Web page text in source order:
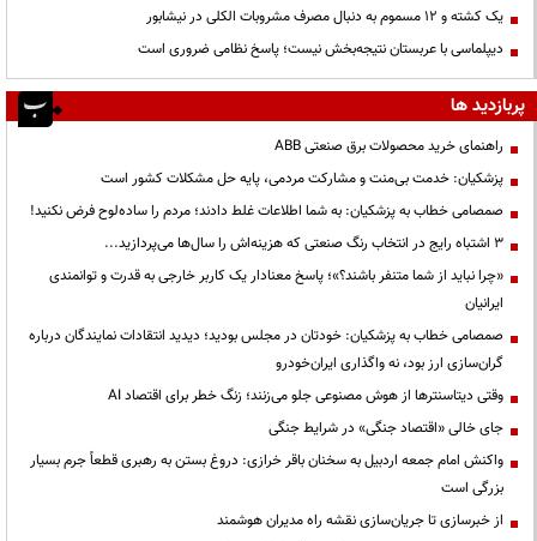
یک کشته و ۱۲ مسموم به دنبال مصرف مشروبات الکلی در نیشابور
دیپلماسی با عربستان نتیجه‌بخش نیست؛ پاسخ نظامی ضروری است
پربازدید ها
راهنمای خرید محصولات برق صنعتی ABB
پزشکیان: خدمت بی‌منت و مشارکت مردمی، پایه حل مشکلات کشور است
صمصامی خطاب به پزشکیان: به شما اطلاعات غلط دادند؛ مردم را ساده‌لوح فرض نکنید!
3 اشتباه رایج در انتخاب رنگ صنعتی که هزینه‌اش را سال‌ها می‌پردازید...
«چرا نباید از شما متنفر باشند؟»؛ پاسخ معنادار یک کاربر خارجی به قدرت و توانمندی
ایرانیان
صمصامی خطاب به پزشکیان: خودتان در مجلس بودید؛ دیدید انتقادات نمایندگان درباره
گران‌سازی ارز بود، نه واگذاری ایران‌خودرو
وقتی دیتاسنترها از هوش مصنوعی جلو می‌زنند؛ زنگ خطر برای اقتصاد AI
جای خالی «اقتصاد جنگی» در شرایط جنگی
واکنش امام جمعه اردبیل به سخنان باقر خرازی: دروغ بستن به رهبری قطعاً جرم بسیار
بزرگی است
از خبرسازی تا جریان‌سازی نقشه راه مدیران هوشمند